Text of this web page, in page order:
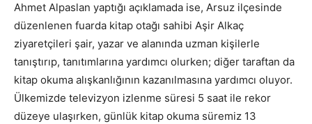
Ahmet Alpaslan yaptığı açıklamada ise, Arsuz ilçesinde
düzenlenen fuarda kitap otağı sahibi Aşir Alkaç
ziyaretçileri şair, yazar ve alanında uzman kişilerle
tanıştırıp, tanıtımlarına yardımcı olurken; diğer taraftan da
kitap okuma alışkanlığının kazanılmasına yardımcı oluyor.
Ülkemizde televizyon izlenme süresi 5 saat ile rekor
düzeye ulaşırken, günlük kitap okuma süremiz 13